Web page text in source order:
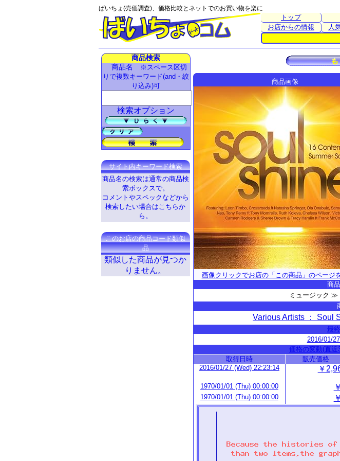
ばいちょ(売価調査)、価格比較とネットでのお買い物を楽に
トップ
お店からの情報
人
商品画像
画像クリックでお店の「この商品」のページ
商
ミュージック
Various Artists ： Soul
最
2016/01/
価格の変動(直
取得日時
販売価格
2016/01/27 (Wed) 22:23:14
￥
1970/01/01 (Thu) 00:00:00
1970/01/01 (Thu) 00:00:00
商品検索
商品名
※スペース区切
りで複数キーワード(and・絞
り込み)可
検索オプション
サイト内キーワード検索
商品名の検索は通常の商品検
索ボックスで。
コメントやスペックなどから
検索したい場合はこちらか
ら。
このお店の商品コード類似
品
類似した商品が見つか
りません。